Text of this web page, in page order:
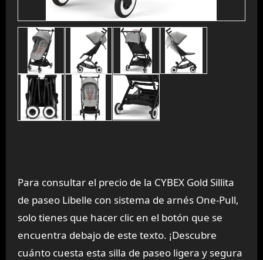
Para consultar el precio de la CYBEX Gold Sillita
de paseo Libelle con sistema de arnés One-Pull,
solo tienes que hacer clic en el botón que se
encuentra debajo de este texto. ¡Descubre
cuánto cuesta esta silla de paseo ligera y segura